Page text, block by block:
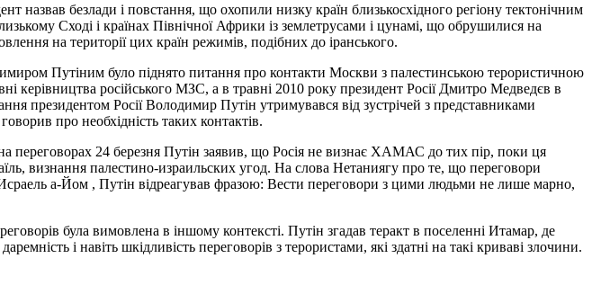
назвав безлади і повстання, що охопили низку країн близькосхідного регіону тектонічним
Сході і країнах Північної Африки із землетрусами і цунамі, що обрушилися на
на території цих країн режимів, подібних до іранського.
Путіним було піднято питання про контакти Москви з палестинською терористичною
російського МЗС, а в травні 2010 року президент Росії Дмитро Медведєв в
Росії Володимир Путін утримувався від зустрічей з представниками
про необхідність таких контактів.
24 березня Путін заявив, що Росія не визнає ХАМАС до тих пір, поки ця
визнання палестино-израильских угод. На слова Нетаниягу про те, що переговори
а-Йом , Путін відреагував фразою: Вести переговори з цими людьми не лише марно,
була вимовлена в іншому контексті. Путін згадав теракт в поселенні Итамар, де
і навіть шкідливість переговорів з терористами, які здатні на такі криваві злочини.